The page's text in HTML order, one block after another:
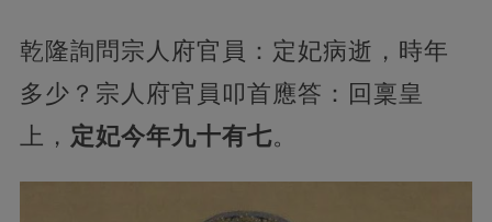
乾隆詢問宗人府官員：定妃病逝，時年
多少？宗人府官員叩首應答：回稟皇
上， 定妃今年九十有七。